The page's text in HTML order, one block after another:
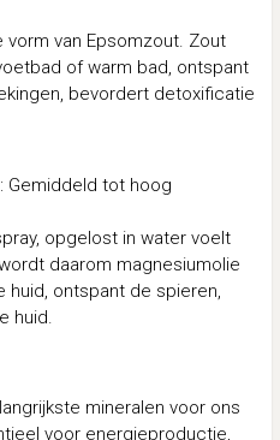
vorm van Epsomzout. Zout
of warm bad, ontspant
bevordert detoxificatie
Gemiddeld tot hoog
opgelost in water voelt
daarom magnesiumolie
huid, ontspant de spieren,
huid.
mineralen voor ons
voor energieproductie,